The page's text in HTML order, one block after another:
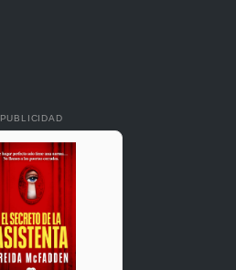
PUBLICIDAD